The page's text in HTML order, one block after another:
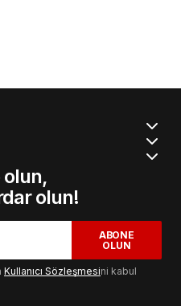
olun,
olun!
ABONE
OLUN
Kullanıcı Sözleşmesini kabul